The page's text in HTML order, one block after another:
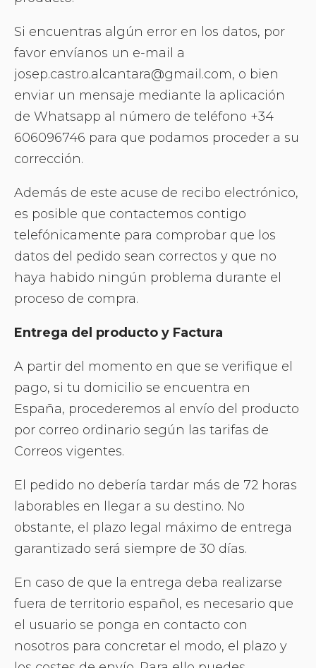
Si encuentras algún error en los datos, por
favor envíanos un e-mail a
josep.castro.alcantara@gmail.com, o bien
enviar un mensaje mediante la aplicación
de Whatsapp al número de teléfono +34
606096746 para que podamos proceder a su
corrección.
Además de este acuse de recibo electrónico,
es posible que contactemos contigo
telefónicamente para comprobar que los
datos del pedido sean correctos y que no
haya habido ningún problema durante el
proceso de compra.
Entrega del producto y Factura
A partir del momento en que se verifique el
pago, si tu domicilio se encuentra en
España, procederemos al envío del producto
por correo ordinario según las tarifas de
Correos vigentes.
El pedido no debería tardar más de 72 horas
laborables en llegar a su destino. No
obstante, el plazo legal máximo de entrega
garantizado será siempre de 30 días.
En caso de que la entrega deba realizarse
fuera de territorio español, es necesario que
el usuario se ponga en contacto con
nosotros para concretar el modo, el plazo y